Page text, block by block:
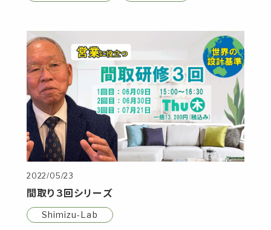
2022/05/23
間取り3回シリーズ
Shimizu-Lab